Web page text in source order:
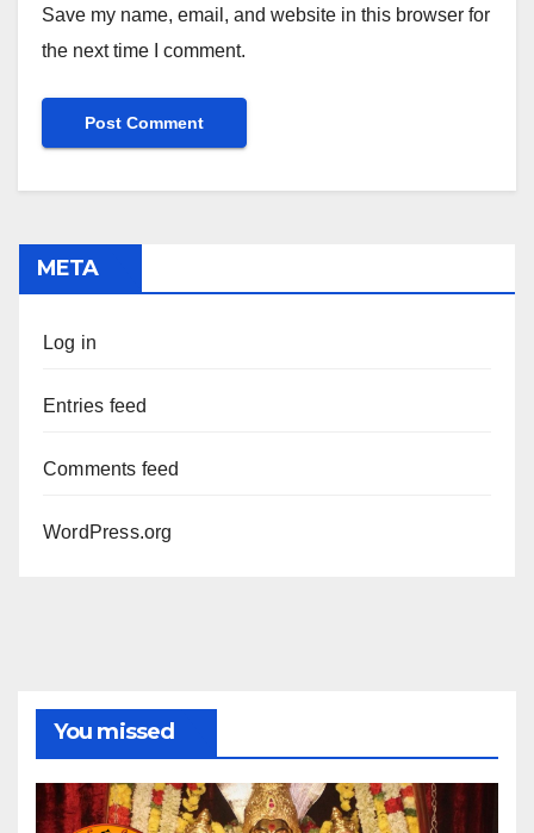
Save my name, email, and website in this browser for
the next time I comment.
META
Log in
Entries feed
Comments feed
WordPress.org
You missed